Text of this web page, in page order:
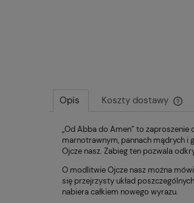
Opis Koszty dostawy
„Od Abba do Amen” to
marnotrawnym, pannach mądrych i
Ojcze nasz. Zabieg ten pozwala
O modlitwie Ojcze nasz można
się przejrzysty układ
nabiera całkiem nowego wyrazu.